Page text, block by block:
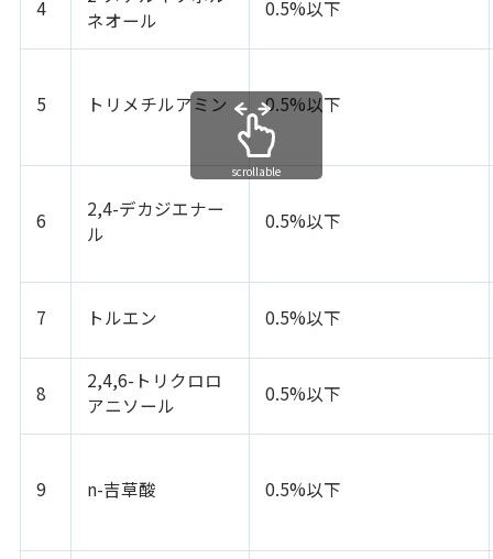
4
ネオール
0.5%以下
5 トリメチルアミン 0.5%以下
6
2,4-デカジエナー
ル
0.5%以下
7 トルエン 0.5%以下
8
2,4,6-トリクロロ
アニソール
0.5%以下
9 n-吉草酸 0.5%以下
scrollable